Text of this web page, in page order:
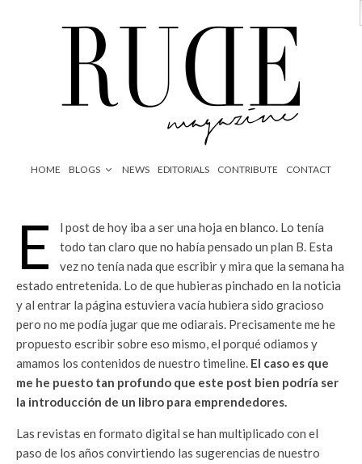
HOME BLOGS NEWS EDITORIALS CONTRIBUTE CONTACT
E
l post de hoy iba a ser una hoja en blanco. Lo tenía
todo tan claro que no había pensado un plan B. Esta
vez no tenía nada que escribir y mira que la semana ha
estado entretenida. Lo de que hubieras pinchado en la noticia
y al entrar la página estuviera vacía hubiera sido gracioso
pero no me podía jugar que me odiarais. Precisamente me he
propuesto escribir sobre eso mismo, el porqué odiamos y
amamos los contenidos de nuestro timeline. El caso es que
me he puesto tan profundo que este post bien podría ser
la introducción de un libro para emprendedores.
Las revistas en formato digital se han multiplicado con el
paso de los años convirtiendo las sugerencias de nuestro